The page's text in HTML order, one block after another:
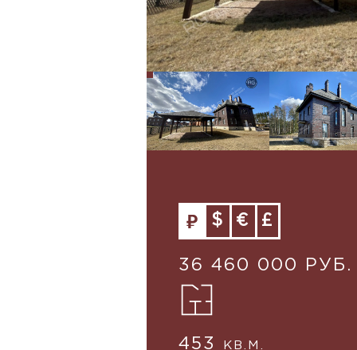
$ € £
36 460 000 РУБ.
453 КВ.М.